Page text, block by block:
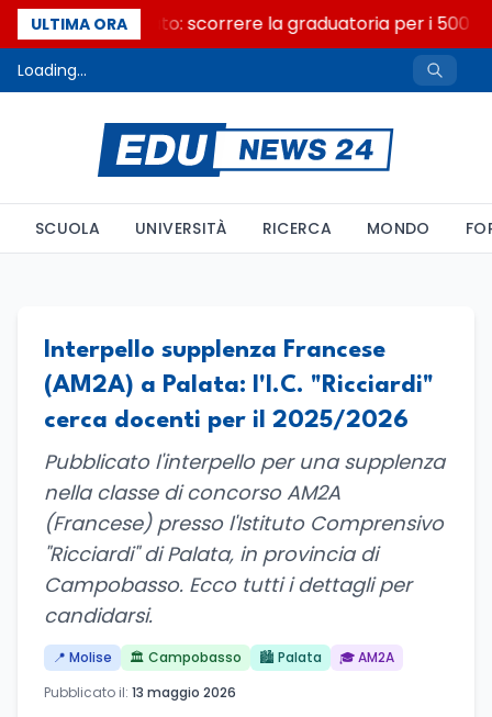
ULTIMA ORA
Consiglio di Stato: scorrere la graduatoria per i 500
Loading...
SCUOLA UNIVERSITÀ RICERCA MONDO
Interpello supplenza Francese
(AM2A) a Palata: l'I.C. "Ricciardi"
cerca docenti per il 2025/2026
Pubblicato l'interpello per una supplenza
nella classe di concorso AM2A
(Francese) presso l'Istituto Comprensivo
"Ricciardi" di Palata, in provincia di
Campobasso. Ecco tutti i dettagli per
candidarsi.
📍 Molise 🏛️ Campobasso 🏙️ Palata
🎓 AM2A
Pubblicato il: 13 maggio 2026